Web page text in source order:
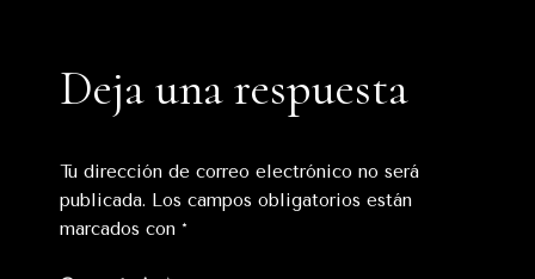
Deja una respuesta
Tu dirección de correo electrónico no será
publicada. Los campos obligatorios están
marcados con *